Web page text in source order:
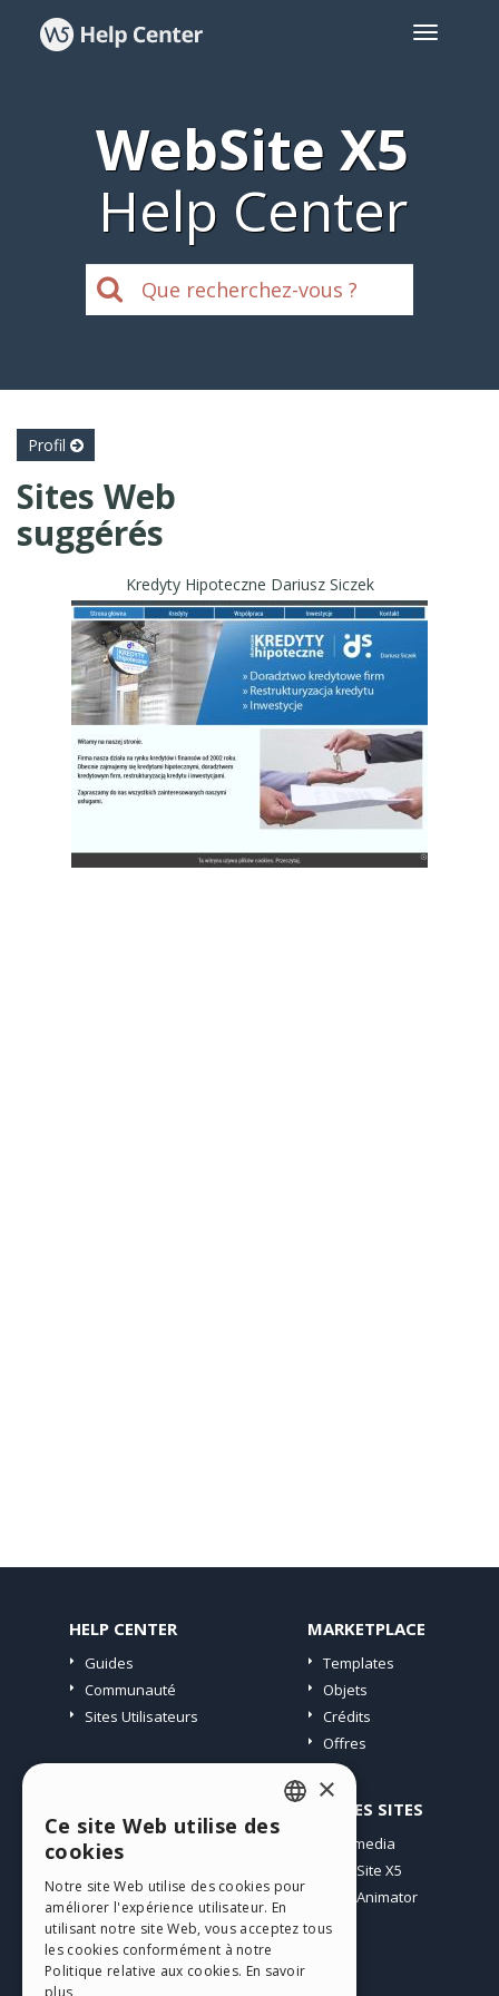
WebSite X5
Help Center
Profil
Sites Web
suggérés
Kredyty Hipoteczne Dariusz Siczek
HELP CENTER
Guides
Communauté
Sites Utilisateurs
MARKETPLACE
Templates
Objets
Crédits
Offres
Mes Messages
Télécharger
Espace Web
Mes Crédits
AUTRES SITES
Incomedia
WebSite X5
WebAnimator
ENGLISH
GERMAN
SPANISH
×
Ce site Web utilise des
cookies
Notre site Web utilise des cookies pour
améliorer l'expérience utilisateur. En
utilisant notre site Web, vous acceptez tous
les cookies conformément à notre
Politique relative aux cookies. En savoir
plus